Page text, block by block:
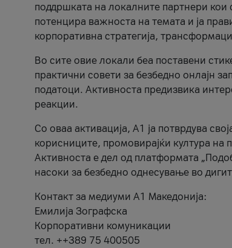
поддршката на локалните партнери кои
потенцира важноста на темата и ја
корпоративна стратегија,
Во сите овие локали беа поставени
практични совети за безбедно онлајн
податоци. Активноста предизвика
реакции.
Со оваа активација, А1 ја потврдува
корисниците, промовирајќи култура
Активноста е дел од платформата
насоки за безбедно однесување во
Контакт за медиуми А1 Македонија:
Емилија Зографска
Корпоративни комуникации
тел. ++389 75 400505